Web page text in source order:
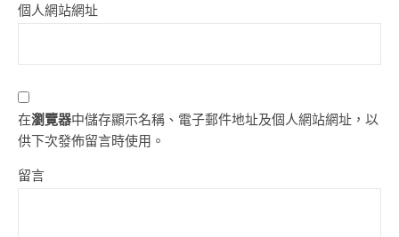
個人網站網址
在瀏覽器中儲存顯示名稱、電子郵件地址及個人網站網址，以
供下次發佈留言時使用。
留言